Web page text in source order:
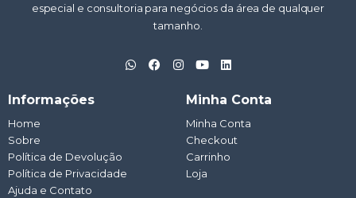
especial e consultoria para negócios da área de qualquer
tamanho.
W
h
F
a
I
n
m
Y
o
t
u
b
e
L
i
k
e
d
i
n
Informações
Home
Sobre
Política de Devolução
Política de Privacidade
Ajuda e Contato
Minha Conta
Minha Conta
Checkout
Carrinho
Loja